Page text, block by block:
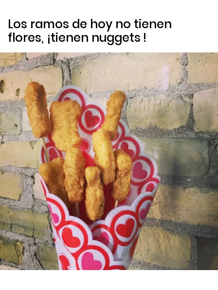
Los ramos de hoy no tienen
flores, ¡tienen nuggets !